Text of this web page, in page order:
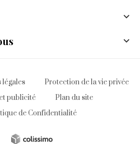


Protection de la vie privée
publicité
Plan du site
de Confidentialité